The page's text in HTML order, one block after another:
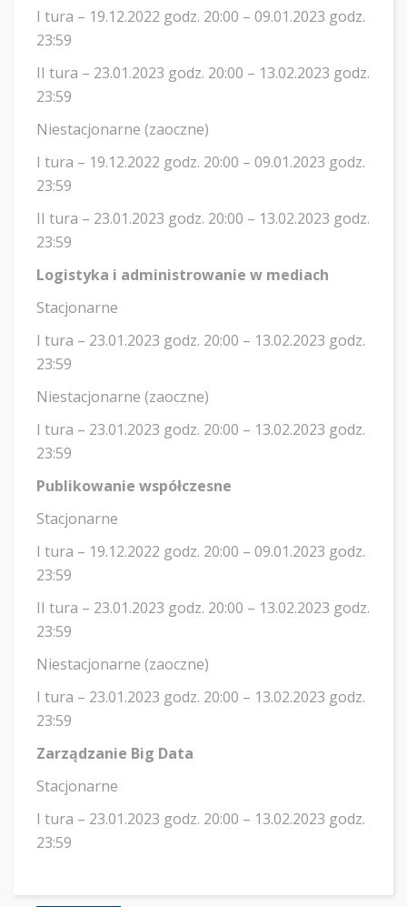
I tura – 19.12.2022 godz. 20:00 – 09.01.2023 godz.
23:59
II tura – 23.01.2023 godz. 20:00 – 13.02.2023 godz.
23:59
Niestacjonarne (zaoczne)
I tura – 19.12.2022 godz. 20:00 – 09.01.2023 godz.
23:59
II tura – 23.01.2023 godz. 20:00 – 13.02.2023 godz.
23:59
Logistyka i administrowanie w mediach
Stacjonarne
I tura – 23.01.2023 godz. 20:00 – 13.02.2023 godz.
23:59
Niestacjonarne (zaoczne)
I tura – 23.01.2023 godz. 20:00 – 13.02.2023 godz.
23:59
Publikowanie współczesne
Stacjonarne
I tura – 19.12.2022 godz. 20:00 – 09.01.2023 godz.
23:59
II tura – 23.01.2023 godz. 20:00 – 13.02.2023 godz.
23:59
Niestacjonarne (zaoczne)
I tura – 23.01.2023 godz. 20:00 – 13.02.2023 godz.
23:59
Zarządzanie Big Data
Stacjonarne
I tura – 23.01.2023 godz. 20:00 – 13.02.2023 godz.
23:59